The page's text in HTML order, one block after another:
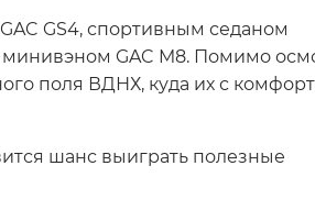
GS4, спортивным седаном
GAC M8. Помимо
поля ВДНХ, куда их с
шанс выиграть полезные